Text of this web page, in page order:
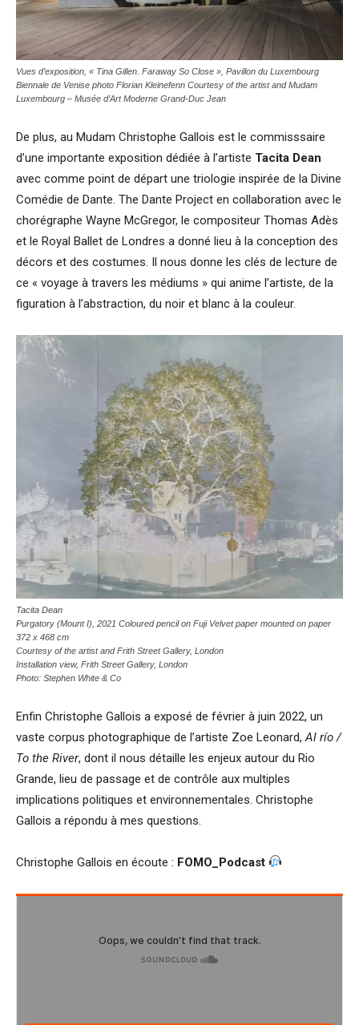
Vues d’exposition, « Tina Gillen. Faraway So Close », Pavillon du Luxembourg
Biennale de Venise photo Florian Kleinefenn Courtesy of the artist and Mudam
Luxembourg – Musée d’Art Moderne Grand-Duc Jean
De plus, au Mudam Christophe Gallois est le commisssaire
d’une importante exposition dédiée à l’artiste Tacita Dean
avec comme point de départ une triologie inspirée de la Divine
Comédie de Dante. The Dante Project en collaboration avec le
chorégraphe Wayne McGregor, le compositeur Thomas Adès
et le Royal Ballet de Londres a donné lieu à la conception des
décors et des costumes. Il nous donne les clés de lecture de
ce « voyage à travers les médiums » qui anime l’artiste, de la
figuration à l’abstraction, du noir et blanc à la couleur.
Tacita Dean
Purgatory (Mount I) , 2021 Coloured pencil on Fuji Velvet paper mounted on paper
372 x 468 cm
Courtesy of the artist and Frith Street Gallery, London
Installation view, Frith Street Gallery, London
Photo: Stephen White & Co
Enfin Christophe Gallois a exposé de février à juin 2022, un
vaste corpus photographique de l’artiste Zoe Leonard, Al río /
To the River, dont il nous détaille les enjeux autour du Rio
Grande, lieu de passage et de contrôle aux multiples
implications politiques et environnementales. Christophe
Gallois a répondu à mes questions.
Christophe Gallois en écoute : FOMO_Podcast